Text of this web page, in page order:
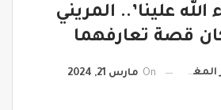
الله علينا’.. المريني
قصة تعارفهما
On مارس 21, 2024